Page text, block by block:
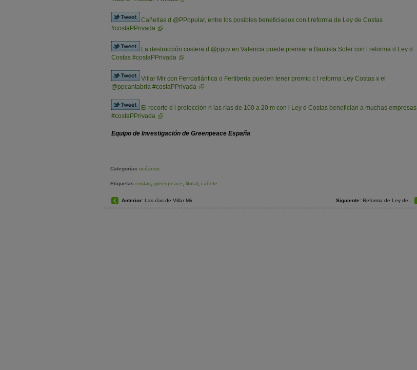
Cañellas d @PPopular, entre los posibles beneficiados con l reforma de Ley de Costas
#costaPPrivada
La destrucción costera d @ppcv en Valencia puede premiar a Bautista Soler con l reforma d Ley d
Costas #costaPPrivada
Villar Mir con Ferroatlántica o Fertiberia pueden tener premio c l reforma Ley Costas x el
@ppcantabria #costaPPrivada
El recorte d l protección n las rías de 100 a 20 m con l Ley d Costas benefician a muchas empresas
#costaPPrivada
Equipo de Investigación de Greenpeace España
Categorías océanos
Etiquetas costas, greenpeace, litoral, cañete
Siguiente: Reforma de Ley de..
Anterior: Las rías de Villar Mir